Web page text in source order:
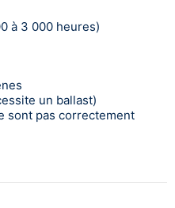
à 3 000 heures)
un ballast)
sont pas correctement